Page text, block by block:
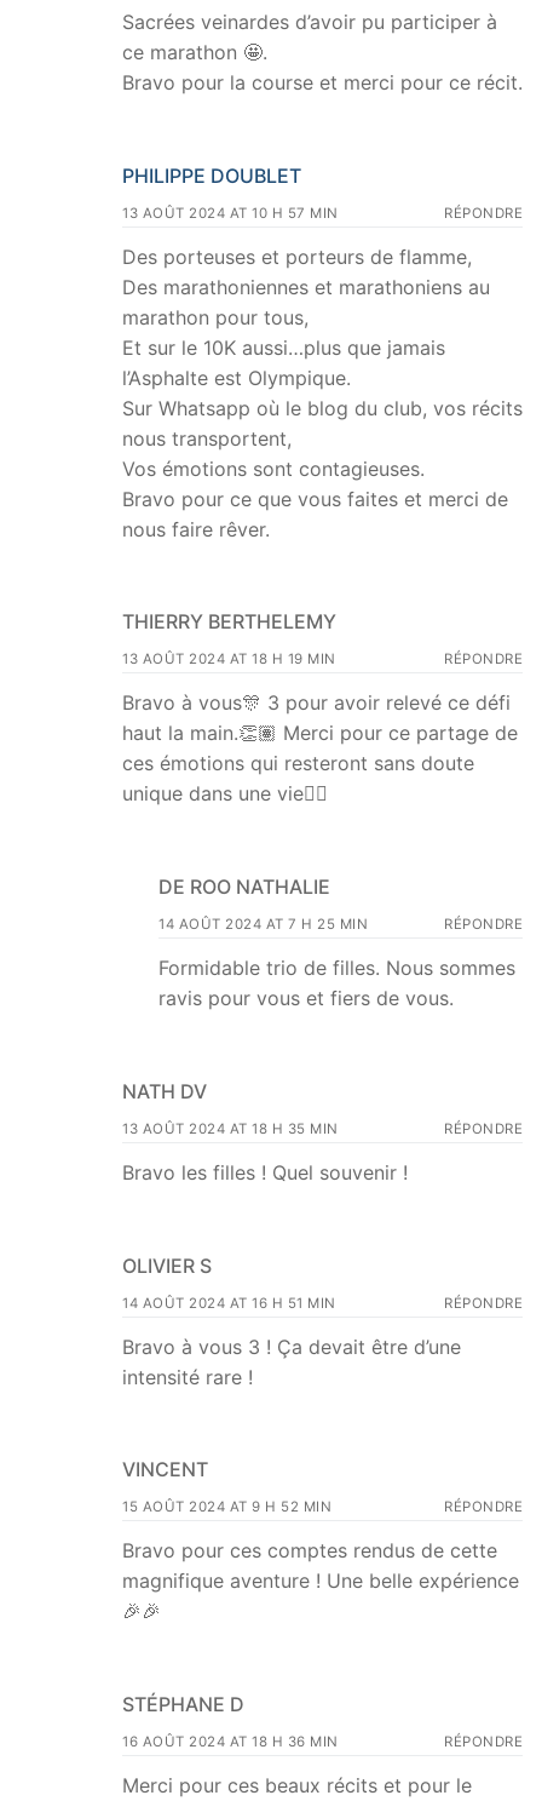
Sacrées veinardes d’avoir pu participer à
ce marathon 🤩.
Bravo pour la course et merci pour ce récit.
PHILIPPE DOUBLET
13 AOÛT 2024 AT 10 H 57 MIN RÉPONDRE
Des porteuses et porteurs de flamme,
Des marathoniennes et marathoniens au
marathon pour tous,
Et sur le 10K aussi…plus que jamais
l’Asphalte est Olympique.
Sur Whatsapp où le blog du club, vos récits
nous transportent,
Vos émotions sont contagieuses.
Bravo pour ce que vous faites et merci de
nous faire rêver.
THIERRY BERTHELEMY
13 AOÛT 2024 AT 18 H 19 MIN RÉPONDRE
Bravo à vous🎊 3 pour avoir relevé ce défi
haut la main.👏🏽 Merci pour ce partage de
ces émotions qui resteront sans doute
unique dans une vie👍🏽
DE ROO NATHALIE
14 AOÛT 2024 AT 7 H 25 MIN RÉPONDRE
Formidable trio de filles. Nous sommes
ravis pour vous et fiers de vous.
NATH DV
13 AOÛT 2024 AT 18 H 35 MIN RÉPONDRE
Bravo les filles ! Quel souvenir !
OLIVIER S
14 AOÛT 2024 AT 16 H 51 MIN RÉPONDRE
Bravo à vous 3 ! Ça devait être d’une
intensité rare !
VINCENT
15 AOÛT 2024 AT 9 H 52 MIN RÉPONDRE
Bravo pour ces comptes rendus de cette
magnifique aventure ! Une belle expérience
🎉🎉
STÉPHANE D
16 AOÛT 2024 AT 18 H 36 MIN RÉPONDRE
Merci pour ces beaux récits et pour le